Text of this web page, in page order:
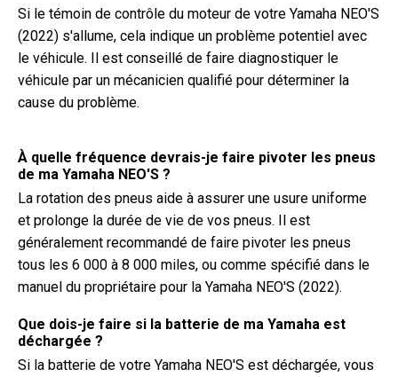
Si le témoin de contrôle du moteur de votre Yamaha NEO'S
(2022) s'allume, cela indique un problème potentiel avec
le véhicule. Il est conseillé de faire diagnostiquer le
véhicule par un mécanicien qualifié pour déterminer la
cause du problème.
À quelle fréquence devrais-je faire pivoter les pneus
de ma Yamaha NEO'S ?
La rotation des pneus aide à assurer une usure uniforme
et prolonge la durée de vie de vos pneus. Il est
généralement recommandé de faire pivoter les pneus
tous les 6 000 à 8 000 miles, ou comme spécifié dans le
manuel du propriétaire pour la Yamaha NEO'S (2022).
Que dois-je faire si la batterie de ma Yamaha est
déchargée ?
Si la batterie de votre Yamaha NEO'S est déchargée, vous